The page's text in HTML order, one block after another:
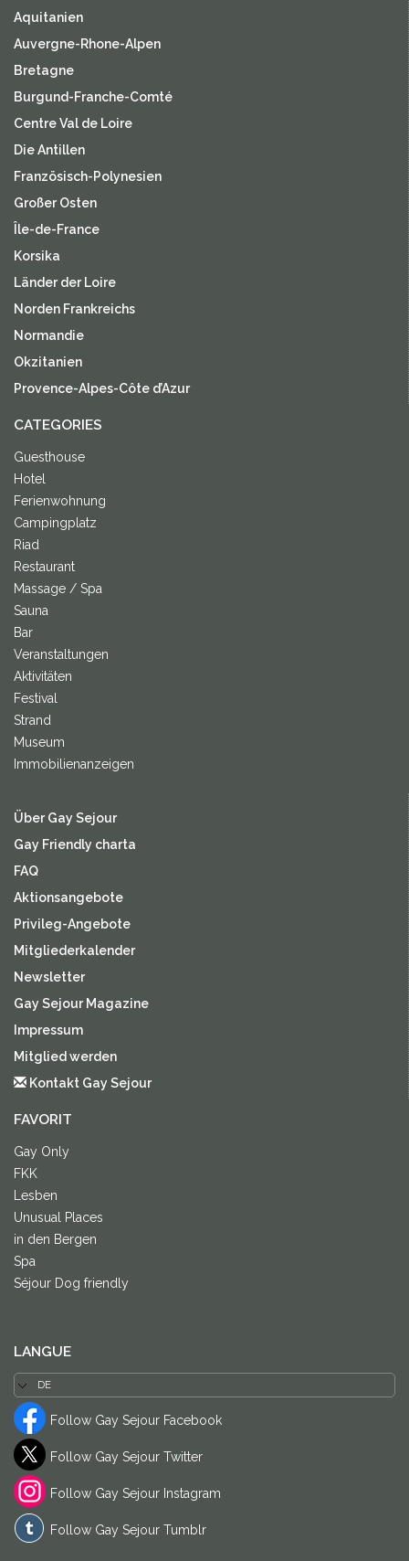
Aquitanien
Auvergne-Rhone-Alpen
Bretagne
Burgund-Franche-Comté
Centre Val de Loire
Die Antillen
Französisch-Polynesien
Großer Osten
Île-de-France
Korsika
Länder der Loire
Norden Frankreichs
Normandie
Okzitanien
Provence-Alpes-Côte d’Azur
CATEGORIES
Guesthouse
Hotel
Ferienwohnung
Campingplatz
Riad
Restaurant
Massage / Spa
Sauna
Bar
Veranstaltungen
Aktivitäten
Festival
Strand
Museum
Immobilienanzeigen
Über Gay Sejour
Gay Friendly charta
FAQ
Aktionsangebote
Privileg-Angebote
Mitgliederkalender
Newsletter
Gay Sejour Magazine
Impressum
Mitglied werden
Kontakt Gay Sejour
FAVORIT
Gay Only
FKK
Lesben
Unusual Places
in den Bergen
Spa
Séjour Dog friendly
LANGUE
Follow Gay Sejour Facebook
Follow Gay Sejour Twitter
Follow Gay Sejour Instagram
Follow Gay Sejour Tumblr